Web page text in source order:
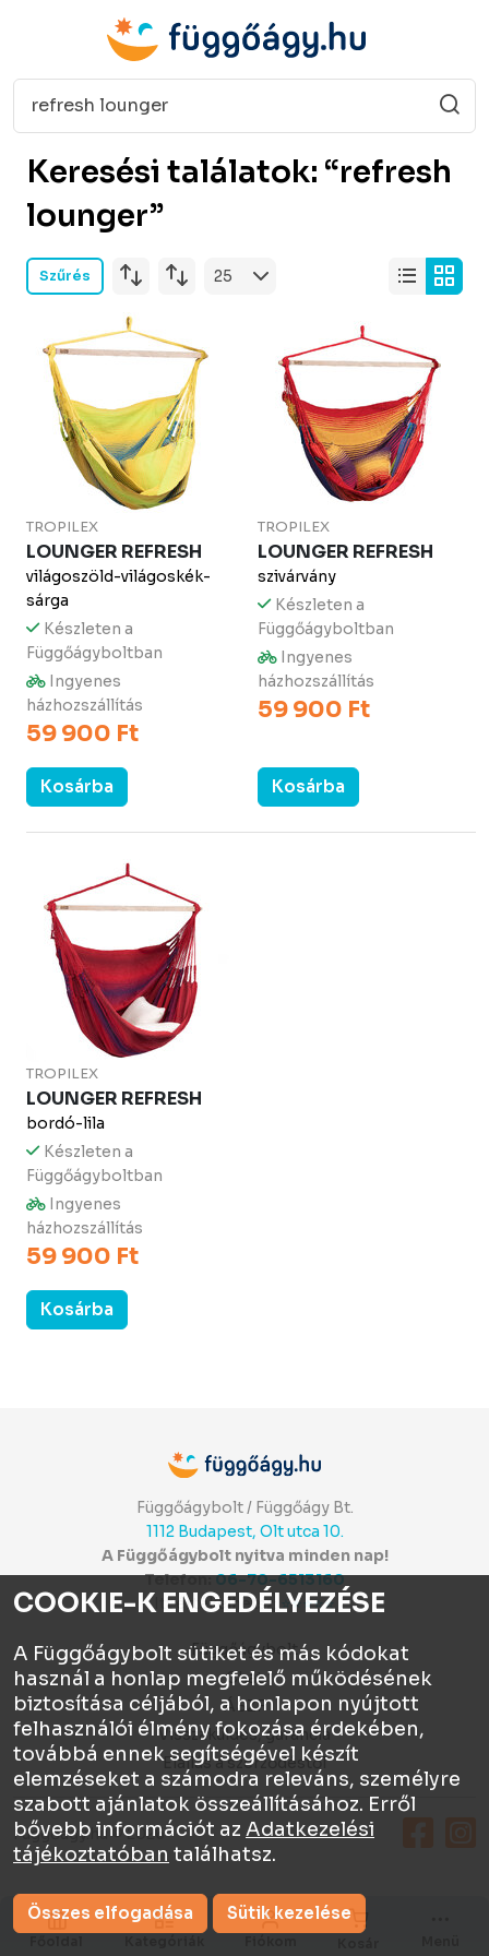
Keresési találatok: “refresh
lounger”
Szűrés
TROPILEX
LOUNGER REFRESH
világoszöld-világoskék-
sárga
Készleten a
Függőágyboltban
Ingyenes
házhozszállítás
59 900 Ft
Kosárba
TROPILEX
LOUNGER REFRESH
szivárvány
Készleten a
Függőágyboltban
Ingyenes
házhozszállítás
59 900 Ft
Kosárba
TROPILEX
LOUNGER REFRESH
bordó-lila
Készleten a
Függőágyboltban
Ingyenes
házhozszállítás
59 900 Ft
Kosárba
Függőágybolt / Függőágy Bt.
1112 Budapest, Olt utca 10.
A Függőágybolt nyitva minden nap!
Telefon:06-70-6513160
Itt értékelhetsz:⭐⭐⭐⭐⭐
Függőágybolt
Chat
ÁSZF
Visszaküldés, garancia
Elállás a szerződéstől
Függőágy.hu © 2026
COOKIE-K ENGEDÉLYEZÉSE
A Függőágybolt sütiket és más kódokat
használ a honlap megfelelő működésének
biztosítása céljából, a honlapon nyújtott
felhasználói élmény fokozása érdekében,
továbbá ennek segítségével készít
elemzéseket a számodra releváns, személyre
szabott ajánlatok összeállításához. Erről
bővebb információt az Adatkezelési
tájékoztatóban találhatsz.
Összes elfogadása Sütik kezelése